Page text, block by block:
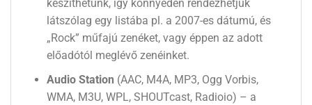
készíthetünk, így könnyedén rendezhetjük
látszólag egy listába pl. a 2007-es dátumú, és
„Rock” műfajú zenéket, vagy éppen az adott
előadótól meglévő zenéinket.
Audio Station (AAC, M4A, MP3, Ogg Vorbis,
WMA, M3U, WPL, SHOUTcast, Radioio) – a